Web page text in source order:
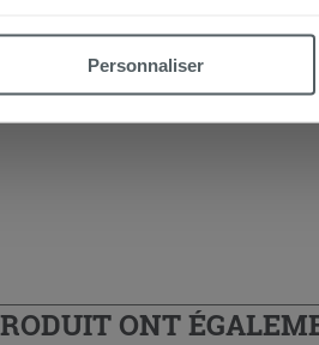
Personnaliser
52,90 € /PC
AJOUTER AU PANIER
ONT